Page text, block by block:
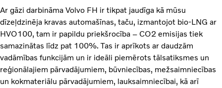
Par mums
Sazināties ar mums
Akcijas
Ar gāzi darbināma Volvo FH ir tikpat jaudīga kā mūsu
dīzeļdzinēja kravas automašīnas, taču, izmantojot bio-LNG ar
HVO100, tam ir papildu priekšrocība – CO2 emisijas tiek
samazinātas līdz pat 100%. Tas ir aprīkots ar daudzām
vadāmības funkcijām un ir ideāli piemērots tālsatiksmes un
reģionālajiem pārvadājumiem, būvniecības, mežsaimniecības
un kokmateriālu pārvadājumiem, lauksaimniecībai, kā arī